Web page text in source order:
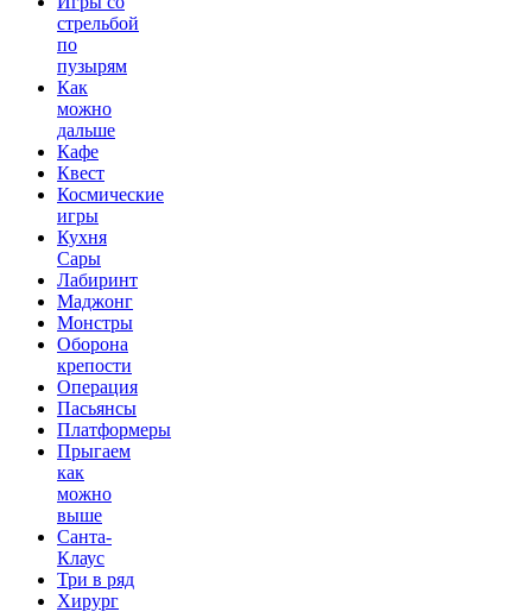
стрельбой
по
пузырям
Как
можно
дальше
Кафе
Квест
Космические
игры
Кухня
Сары
Лабиринт
Маджонг
Монстры
Оборона
крепости
Операция
Пасьянсы
Платформеры
Прыгаем
как
можно
выше
Санта-
Клаус
Три в ряд
Хирург